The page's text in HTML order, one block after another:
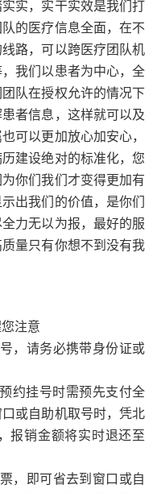
实，实干实效是我们打
的医疗信息全面，在不
路，可以跨医疗团队机
我们以患者为中心，全
队在授权允许的情况下
者信息，这样就可以及
可以更加放心加安心，
建设绝对的标准化，您
你们我们才变得更加有
出我们的价值，是你们
力无以为报，最好的服
量只有你想不到没有我
注意
，请务必携带身份证或
约挂号时需预先支付全
或自助机取号时，凭北
报销金额将实时退还至
，即可省去到窗口或自